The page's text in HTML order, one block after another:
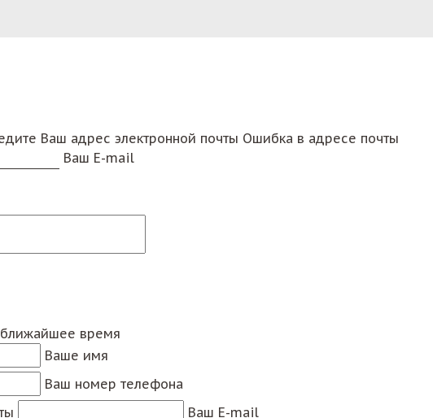
Ваш адрес электронной почты Ошибка в адресе почты
Ваш E-mail
ближайшее время
Ваше имя
Ваш номер телефона
Ваш E-mail